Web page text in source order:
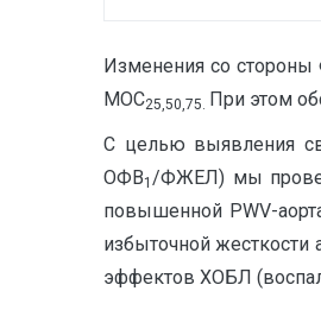
Изменения со
МОС25,50,75. При этом
С целью выявления
ОФВ1 /ФЖЕЛ) мы
повышенной PWV-
избыточной жесткости
эффектов ХОБЛ